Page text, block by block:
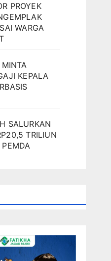
PROYEK
WARGA
MINTA
KEPALA
SALURKAN
TRILIUN